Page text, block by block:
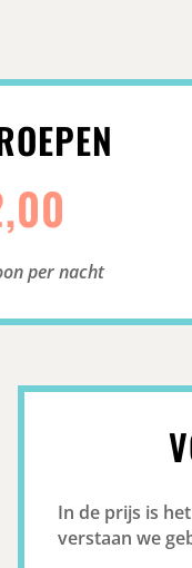
per nacht
In de prijs is
verstaan we